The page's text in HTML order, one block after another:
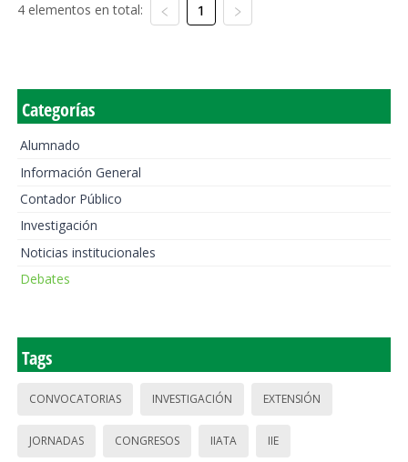
4 elementos en total: 1
Categorías
Alumnado
Información General
Contador Público
Investigación
Noticias institucionales
Debates
Tags
CONVOCATORIAS INVESTIGACIÓN EXTENSIÓN
JORNADAS CONGRESOS IIATA IIE